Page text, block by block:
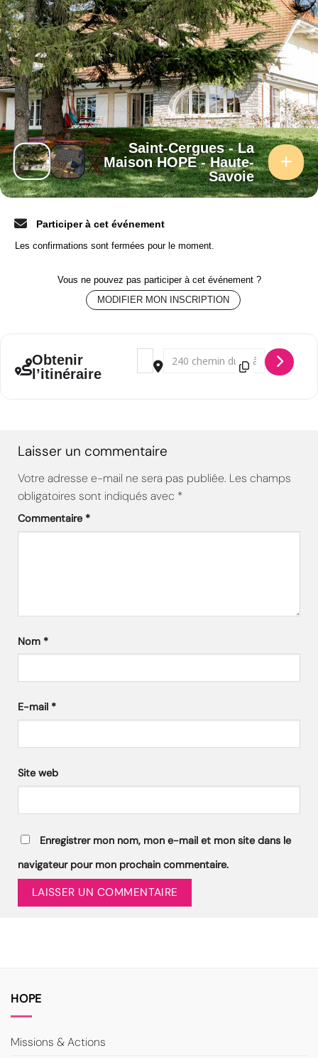
Saint-Cergues - La
Maison HOPE - Haute-
Savoie
Participer à cet événement
Les confirmations sont fermées pour le moment.
Vous ne pouvez pas participer à cet événement ?
MODIFIER MON INSCRIPTION
Obtenir
l’itinéraire
Adresse - SEJOUR HOPE #8 - St-
Adresse de destination - SEJOUR
Laisser un commentaire
Votre adresse e-mail ne sera pas publiée. Les champs
obligatoires sont indiqués avec *
Commentaire *
Nom *
E-mail *
Site web
Enregistrer mon nom, mon e-mail et mon site dans le
navigateur pour mon prochain commentaire.
HOPE
Missions & Actions